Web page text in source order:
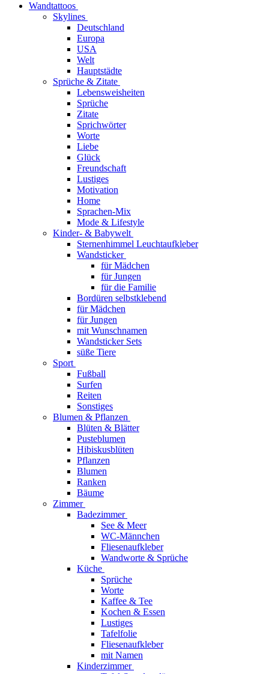
Wandtattoos
Skylines
Deutschland
Europa
USA
Welt
Hauptstädte
Sprüche & Zitate
Lebensweisheiten
Sprüche
Zitate
Sprichwörter
Worte
Liebe
Glück
Freundschaft
Lustiges
Motivation
Home
Sprachen-Mix
Mode & Lifestyle
Kinder- & Babywelt
Sternenhimmel Leuchtaufkleber
Wandsticker
für Mädchen
für Jungen
für die Familie
Bordüren selbstklebend
für Mädchen
für Jungen
mit Wunschnamen
Wandsticker Sets
süße Tiere
Sport
Fußball
Surfen
Reiten
Sonstiges
Blumen & Pflanzen
Blüten & Blätter
Pusteblumen
Hibiskusblüten
Pflanzen
Blumen
Ranken
Bäume
Zimmer
Badezimmer
See & Meer
WC-Männchen
Fliesenaufkleber
Wandworte & Sprüche
Küche
Sprüche
Worte
Kaffee & Tee
Kochen & Essen
Lustiges
Tafelfolie
Fliesenaufkleber
mit Namen
Kinderzimmer